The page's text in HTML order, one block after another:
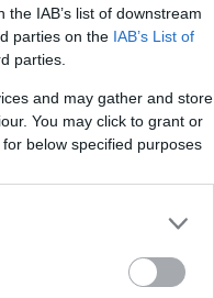
IAB’s list of downstream
parties on the IAB’s List of
parties.
and may gather and store
You may click to grant or
below specified purposes